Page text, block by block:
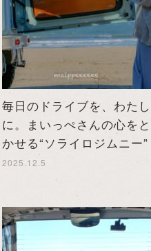
毎日のドライブを、わた
に。まいっぺさんの心を
かせる“ソライロジムニー”
2025.12.5